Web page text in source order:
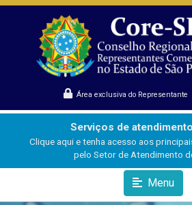
Área exclusiva do Representante
Serviços de
Clique aqui e tenha acesso aos
pelo Setor de Atendimento
Menu